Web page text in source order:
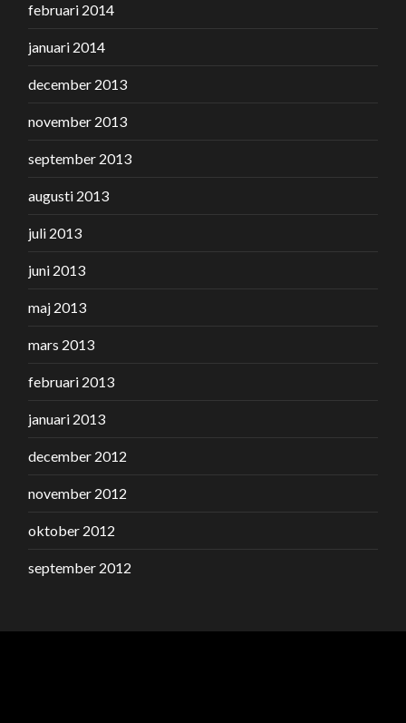
februari 2014
januari 2014
december 2013
november 2013
september 2013
augusti 2013
juli 2013
juni 2013
maj 2013
mars 2013
februari 2013
januari 2013
december 2012
november 2012
oktober 2012
september 2012